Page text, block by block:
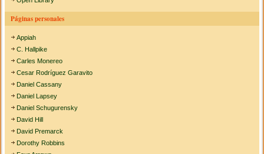
Páginas personales
Appiah
C. Hallpike
Carles Monereo
Cesar Rodríguez Garavito
Daniel Cassany
Daniel Lapsey
Daniel Schugurensky
David Hill
David Premarck
Dorothy Robbins